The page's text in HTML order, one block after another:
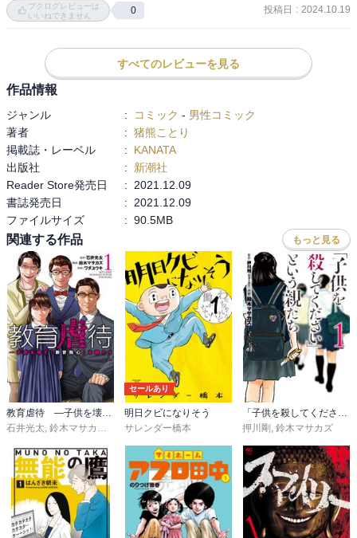
ブクログレビューは
いいねできません
0 投稿日 : 2024.10.19
すべてのレビューを見る
作品情報
ジャンル : コミック - 男性コミック
著者
: 猪熊ことり
掲載誌・レーベル
:
KANATA
出版社
:
新潮社
Reader Store発売日
:
2021.12.09
書誌発売日
:
2021.12.09
ファイルサイズ
: 90.5MB
関連する作品 もっと見る
教育虐待 ―子供を壊す「教育熱心」な親たち
石井光太, 鈴木マサカズ ワダユウキ
セールあり
明日クビになりそう
サレンダー橋本
「子供を殺してください」という親たち
押川剛 , 鈴木マサカズ